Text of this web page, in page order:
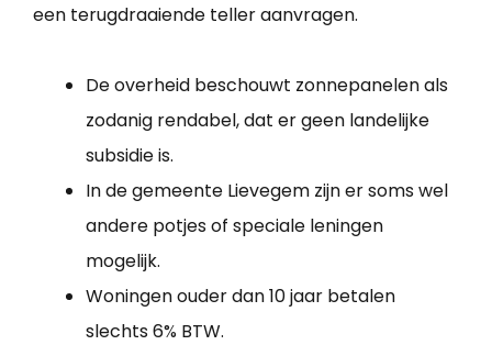
een terugdraaiende teller aanvragen.
De overheid beschouwt zonnepanelen als
zodanig rendabel, dat er geen landelijke
subsidie is.
In de gemeente Lievegem zijn er soms wel
andere potjes of speciale leningen
mogelijk.
Woningen ouder dan 10 jaar betalen
slechts 6% BTW.